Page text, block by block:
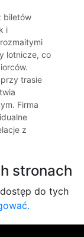
biletów
i
lotnicze, co
trasie
Firma
z
stronach
do tych